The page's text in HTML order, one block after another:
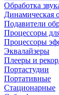
Обработка
Динамическая
Подавители
Процессоры
Процессоры
Эквалайзеры
Плееры и
Портастудии
Портативные
Стационарные